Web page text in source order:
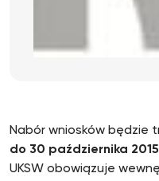
Nabór wniosków będzie
do 30 października
UKSW obowiązuje